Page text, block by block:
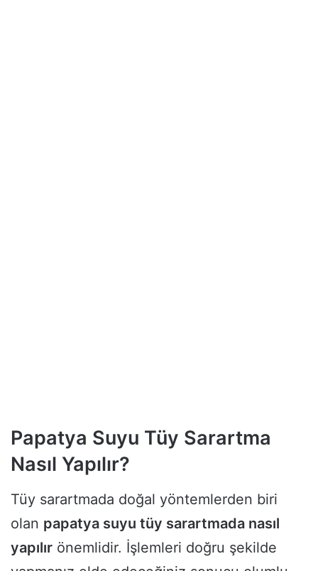
Papatya Suyu Tüy Sarartma
Nasıl Yapılır?
Tüy sarartmada doğal yöntemlerden biri
olan papatya suyu tüy sarartmada nasıl
yapılır önemlidir. İşlemleri doğru şekilde